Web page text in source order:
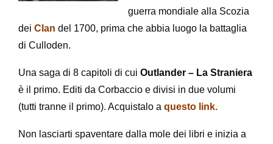
guerra mondiale alla Scozia
dei Clan del 1700, prima che abbia luogo la battaglia
di Culloden.
Una saga di 8 capitoli di cui Outlander – La Straniera
è il primo. Editi da Corbaccio e divisi in due volumi
(tutti tranne il primo). Acquistalo a questo link.
Non lasciarti spaventare dalla mole dei libri e inizia a